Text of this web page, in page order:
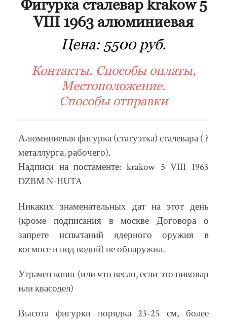
Фигурка сталевар krakow 5
VIII 1963 алюминиевая
Цена: 5500 руб.
Контакты. Способы оплаты,
Местоположение.
Способы отправки
Алюминиевая фигурка (статуэтка) сталевара ( ?
металлурга, рабочего).
Надписи на постаменте: krakow 5 VIII 1963
DZBM N-HUTA
Никаких знаменательных дат на этот день
(кроме подписания в москве Договора о
запрете испытаний ядерного оружия в
космосе и под водой) не обнаружил.
Утрачен ковш (или что весло, если это пивовар
или квасодел)
Высота фигурки порядка 23-25 см, более